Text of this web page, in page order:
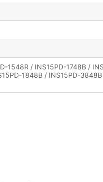
1548R / INS15PD-1748B /
1848B / INS15PD-